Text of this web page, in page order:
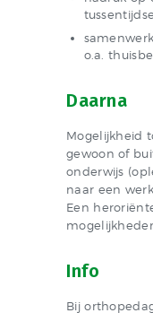
o.a.
Daarna
Mogelijkheid
gewoon of
onderwijs
naar een
Een
Info
Bij